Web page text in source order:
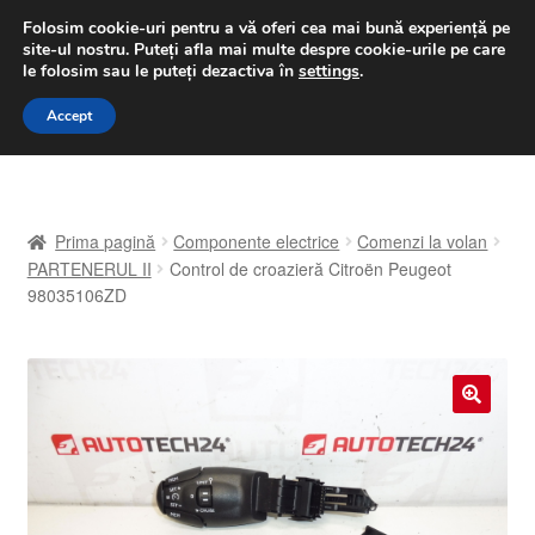
LIVRARE de la 33 lei
luni-vineri 9 a.m. - 4 p.m.031 229 6816
Sari
Sari
A lua legatura
Coș
Despre noi
Finalizare comandă
Prima pagină Componente electrice
Comenzi la volan
PARTENERUL II
Control de croazieră Citroën Peugeot
98035106ZD
Folosim cookie-uri pentru a vă oferi cea mai bună experiență pe
site-ul nostru. Puteți afla mai multe despre cookie-urile pe care
le folosim sau le puteți dezactiva în settings.
Accept